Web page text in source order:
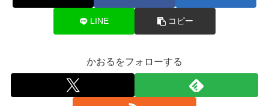
LINE コピー
かおるをフォローする